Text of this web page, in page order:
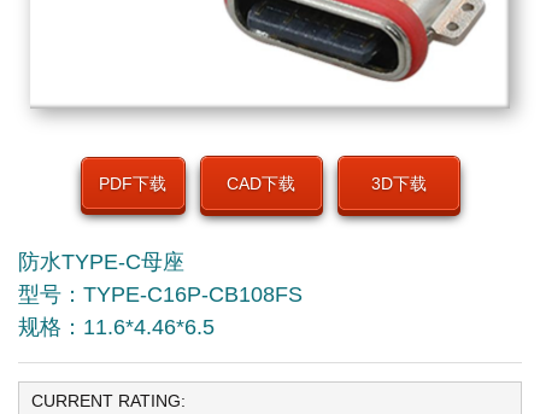
PDF下载 CAD下载 3D下载
防水TYPE-C母座
型号：TYPE-C16P-CB108FS
规格：11.6*4.46*6.5
CURRENT RATING: